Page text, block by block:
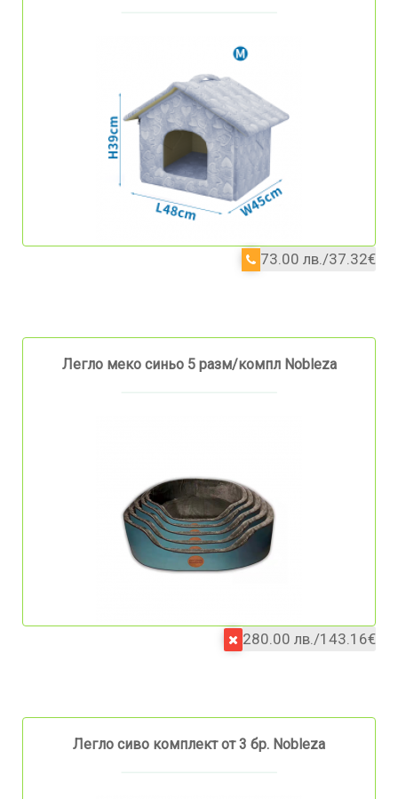
73.00 лв./37.32€
Легло меко синьо 5 разм/компл Nobleza
280.00 лв./143.16€
Легло сиво комплект от 3 бр. Nobleza